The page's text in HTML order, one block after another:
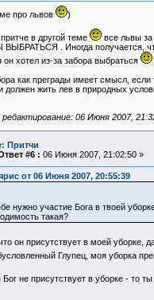
про львов )
в другой теме
все львы за
. Иногда получается,
он хотел из-за забора выбраться
как преграды имеет смысл,
должен жить лев в природных
06 Июня 2007,
Притчи
#6 : 06 Июня 2007, 21:02:50 »
от 06 Июня 2007, 20:55:39
нужно участие Бога в твоей
такая?
он присутствует в моей уборке,
Глупец, моя уборка
Бог не присутствует в уборке - то